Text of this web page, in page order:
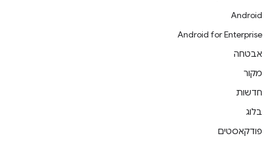
Android
Android for Enterprise
אבטחה
מקור
חדשות
בלוג
פודקאסטים